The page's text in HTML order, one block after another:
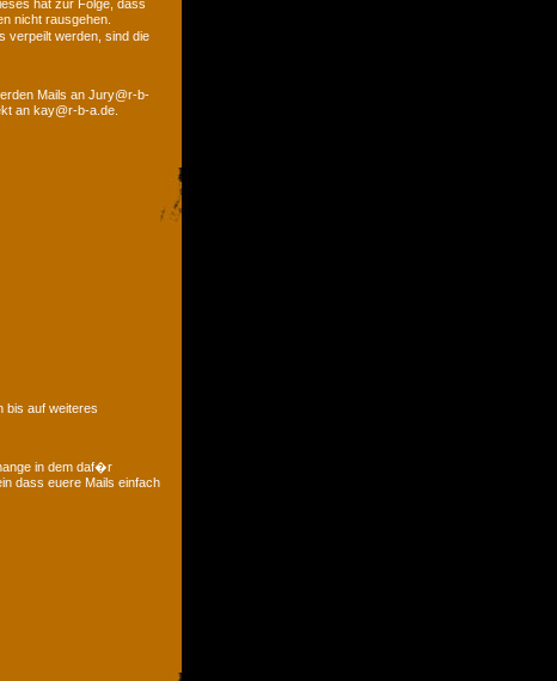
hat zur Folge, dass
nicht rausgehen.
verpeilt werden, sind die
Mails an Jury@r-b-
an kay@r-b-a.de.
bis auf weiteres
in dem daf�r
dass euere Mails einfach